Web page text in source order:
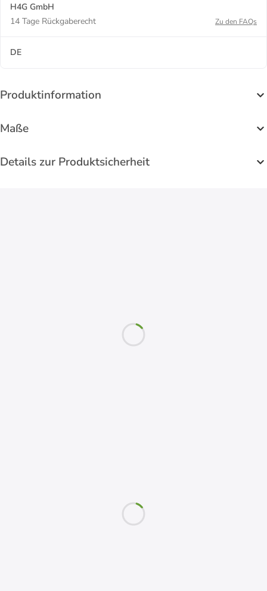
H4G GmbH
14 Tage Rückgaberecht
Zu den FAQs
DE
Produktinformation
Maße
Details zur Produktsicherheit